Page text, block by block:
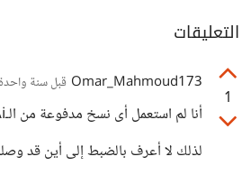
التعليقات
1
Omar_Mahmoud173 قبل سنة واحدة
أنا لم استعمل أى نسخ مدفوعة من الـAi
لذلك لا أعرف بالضبط إلى أين قد